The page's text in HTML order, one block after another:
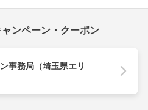
ンペーン・クーポン
事務局（埼玉県エリ